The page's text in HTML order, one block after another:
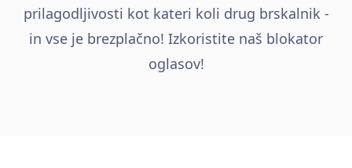
prilagodljivosti kot kateri koli drug brskalnik -
in vse je brezplačno! Izkoristite naš blokator
oglasov!